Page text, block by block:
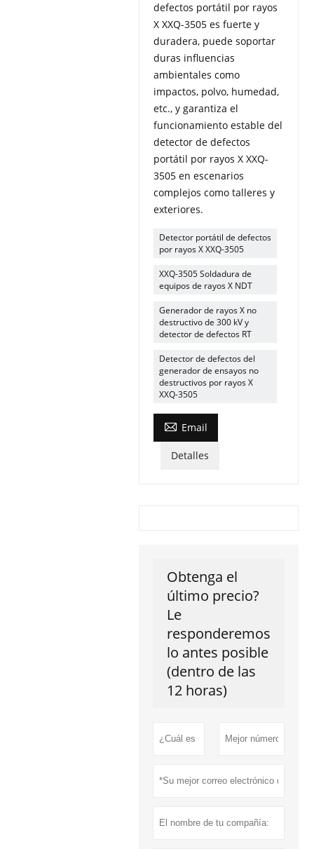
defectos portátil por rayos
X XXQ-3505 es fuerte y
duradera, puede soportar
duras influencias
ambientales como
impactos, polvo, humedad,
etc., y garantiza el
funcionamiento estable del
detector de defectos
portátil por rayos X XXQ-
3505 en escenarios
complejos como talleres y
exteriores.
Detector portátil de defectos
por rayos X XXQ-3505
XXQ-3505 Soldadura de
equipos de rayos X NDT
Generador de rayos X no
destructivo de 300 kV y
detector de defectos RT
Detector de defectos del
generador de ensayos no
destructivos por rayos X
XXQ-3505
 Email
Detalles
Obtenga el
último precio?
Le
responderemos
lo antes posible
(dentro de las
12 horas)